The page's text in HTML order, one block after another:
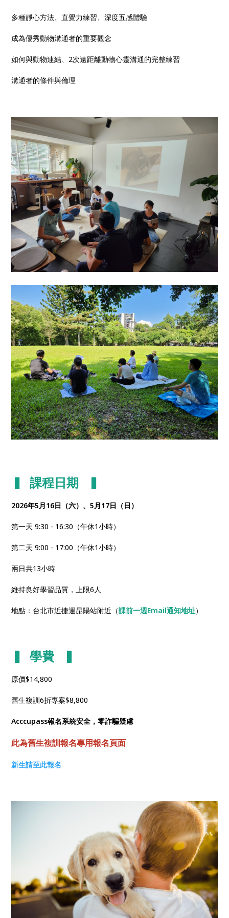
多種靜心方法、直覺力練習、深度五感體驗
成為優秀動物溝通者的重要觀念
如何與動物連結、2次遠距離動物心靈溝通的完整練習
溝通者的條件與倫理
▍ 課程日期 ▍
2026年5月16日（六）、5月17日（日）
第一天 9:30 - 16:30（午休1小時）
第二天 9:00 - 17:00（午休1小時）
兩日共13小時
維持良好學習品質，上限6人
地點：台北市近捷運昆陽站附近（課前一週Email通知地址）
▍ 學費 ▍
原價$14,800
舊生複訓6折專案$8,800
Acccupass報名系統安全，零詐騙疑慮
此為舊生複訓報名專用報名頁面
新生請至此報名